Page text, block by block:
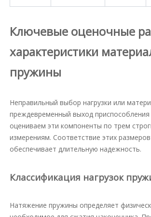
Ключевые оценочные
характеристики
пружины
Неправильный выбор нагрузки или
преждевременный выход
оцениваем эти компоненты по трем
измерениям. Соответствие этих
обеспечивает длительную надежность.
Классификация нагрузок
Натяжение пружины определяет